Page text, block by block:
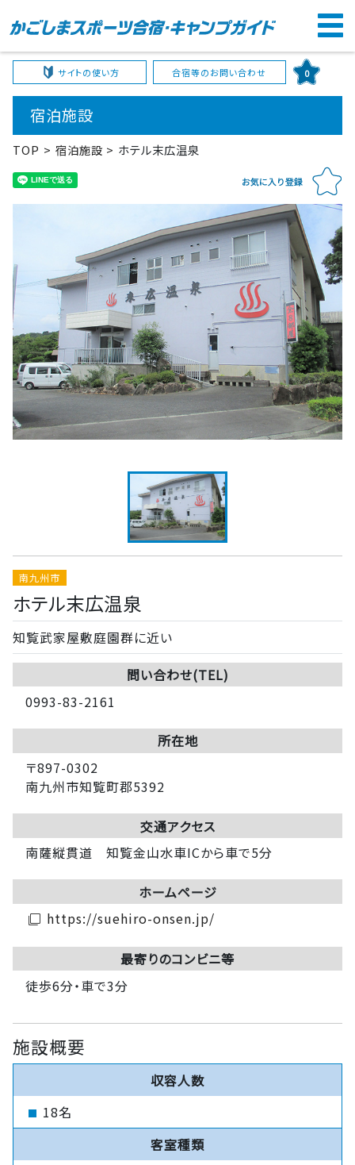
サイトの使い方 合宿等のお問い合わせ 0
宿泊施設
TOP 宿泊施設 ホテル末広温泉
南九州市
ホテル末広温泉
知覧武家屋敷庭園群に近い
問い合わせ(TEL)
0993-83-2161
所在地
〒897-0302
南九州市知覧町郡5392
交通アクセス
南薩縦貫道 知覧金山水車ICから車で5分
ホームページ
filter_none https://suehiro-onsen.jp/
最寄りのコンビニ等
徒歩6分・車で3分
施設概要
収容人数
18名
客室種類